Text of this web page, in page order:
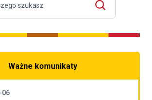
Ważne komunikaty
06